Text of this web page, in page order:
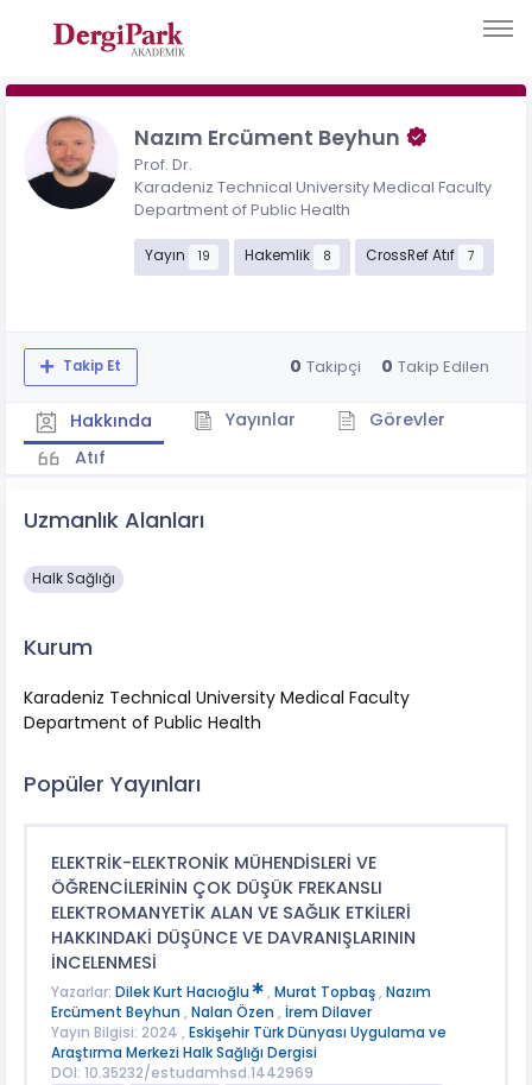
Nazım Ercüment Beyhun
Prof. Dr.
Karadeniz Technical University Medical Faculty
Department of Public Health
Yayın 19 Hakemlik 8 CrossRef Atıf 7
Takip Et 0 Takipçi 0 Takip Edilen
Hakkında Yayınlar
Görevler
Atıf
Uzmanlık Alanları
Halk Sağlığı
Kurum
Karadeniz Technical University Medical Faculty
Department of Public Health
Popüler Yayınları
ELEKTRİK-ELEKTRONİK MÜHENDİSLERİ VE
ÖĞRENCİLERİNİN ÇOK DÜŞÜK FREKANSLI
ELEKTROMANYETİK ALAN VE SAĞLIK ETKİLERİ
HAKKINDAKİ DÜŞÜNCE VE DAVRANIŞLARININ
İNCELENMESİ
Yazarlar: Dilek Kurt Hacıoğlu , Murat Topbaş, Nazım
Ercüment Beyhun , Nalan Özen , İrem Dilaver
Yayın Bilgisi: 2024 , Eskişehir Türk Dünyası Uygulama ve
Araştırma Merkezi Halk Sağlığı Dergisi
DOI: 10.35232/estudamhsd.1442969